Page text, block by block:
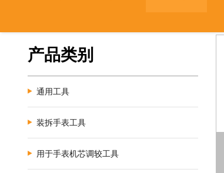
产品类别
通用工具
装拆手表工具
用于手表机芯调较工具